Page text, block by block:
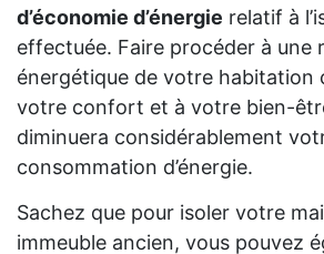
d’économie d’énergie relatif à
effectuée. Faire procéder à une
énergétique de votre habitation
votre confort et à votre bien-
diminuera considérablement
consommation d’énergie.
Sachez que pour isoler votre
immeuble ancien, vous pouvez